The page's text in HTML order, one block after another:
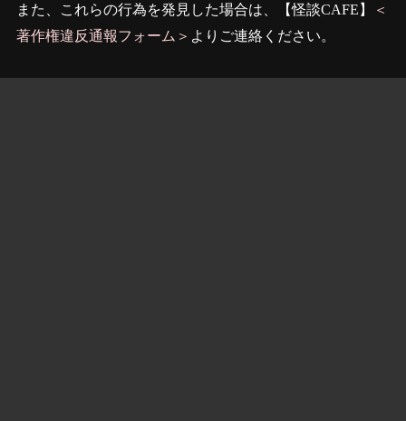
また、これらの行為を発見した場合は、【怪談CAFE】
＜
著作権違反通報フォーム＞ よりご連絡ください。